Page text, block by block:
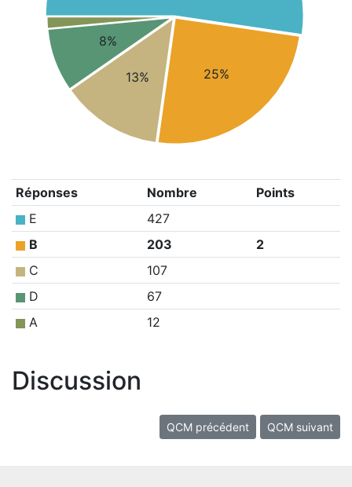
25%
13%
8%
Réponses Nombre
Points
E
427
B
203
2
C
107
D
67
A
12
Discussion
QCM précédent QCM suivant